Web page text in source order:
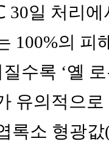
30일 처리
100%의
수록 ‘옐 로
유의적으
록소 형광